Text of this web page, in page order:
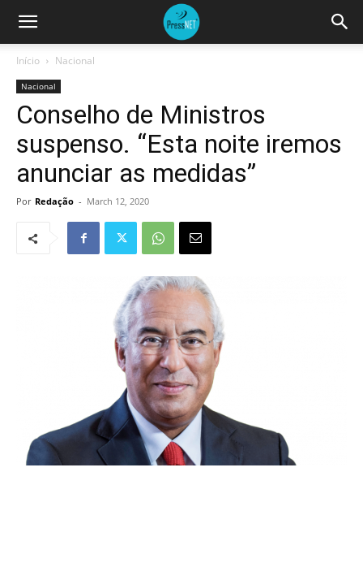
Início Nacional
Nacional
Conselho de Ministros
suspenso. “Esta noite iremos
anunciar as medidas”
Por Redação - March 12, 2020